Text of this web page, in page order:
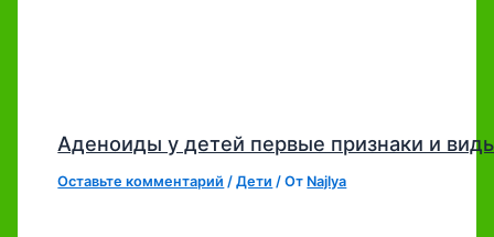
Аденоиды у детей первые признаки и
Оставьте комментарий /Дети / От Najlya